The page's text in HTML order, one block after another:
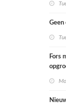
Geen
Fors